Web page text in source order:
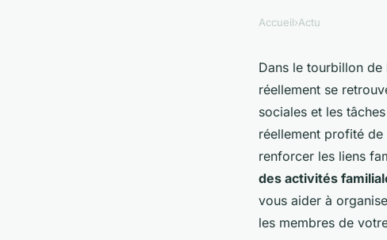
Comment planifier
familiales saines et
Accueil›Actu
Dans le tourbillon
réellement se
sociales et les
réellement profité
renforcer les liens
des activités
vous aider à
les membres de